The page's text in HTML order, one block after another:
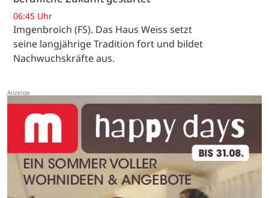
06:45 Uhr
Imgenbroich (FS). Das Haus Weiss setzt
seine langjährige Tradition fort und bildet
Nachwuchskräfte aus.